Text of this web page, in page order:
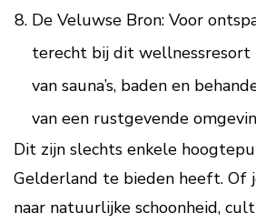
De Veluwse Bron: Voor
terecht bij dit wellnessresort
van sauna’s, baden en
van een rustgevende
Dit zijn slechts enkele
Gelderland te bieden heeft. Of
naar natuurlijke schoonheid,